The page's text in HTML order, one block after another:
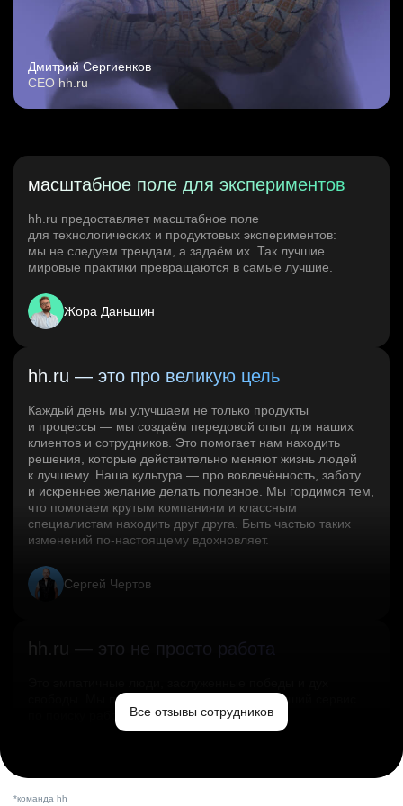
Дмитрий Сергиенков
CEO hh.ru
масштабное поле для экспериментов
hh.ru предоставляет масштабное поле
для технологических и продуктовых экспериментов:
мы не следуем трендам, а задаём их. Так лучшие
мировые практики превращаются в самые лучшие.
Жора Даньщин
hh.ru — это про великую цель
Каждый день мы улучшаем не только продукты
и процессы — мы создаём передовой опыт для наших
клиентов и сотрудников. Это помогает нам находить
решения, которые действительно меняют жизнь людей
к лучшему. Наша культура — про вовлечённость, заботу
и искреннее желание делать полезное. Мы гордимся тем,
что помогаем крутым компаниям и классным
специалистам находить друг друга. Быть частью таких
изменений по‑настоящему вдохновляет.
Сергей Чертов
hh.ru — это не просто работа
свободы. Мы помогаем миру и создаём лучший сервис
по поиску работы в стране.Все отзывы сотрудников
*команда hh